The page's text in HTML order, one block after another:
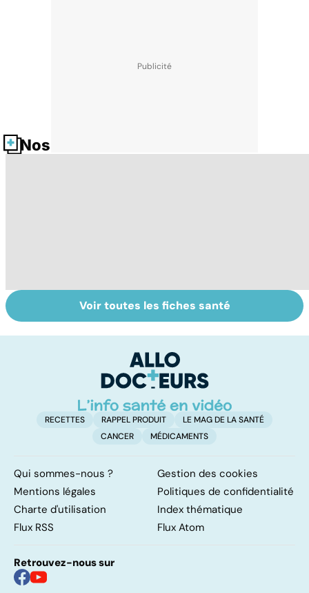
Nos fiches santé
Faire du sport à
domicile, c'est
Don de gamètes :
le pour et le
levée de
l'anonymat
Voir toutes les fiches santé
RECETTES RAPPEL PRODUIT
LE MAG DE LA SANTÉ
CANCER
MÉDICAMENTS
Qui sommes-nous ?
Gestion des cookies
Mentions légales
Politiques de confidentialité
Charte d'utilisation
Index thématique
Flux RSS
Flux Atom
Retrouvez-nous sur